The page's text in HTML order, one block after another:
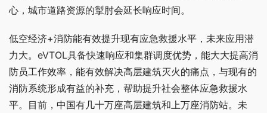
心，城市道路资源的掣肘会延长响应时间。
低空经济+消防能有效提升现有应急救援水平，未来应用潜
力大。eVTOL具备快速响应和集群调度优势，能大大提高消
防员工作效率，能有效解决高层建筑灭火的痛点，与现有的
消防系统形成有益的补充，帮助提升社会整体应急救援水
平。目前，中国有几十万座高层建筑和上万座消防站。未